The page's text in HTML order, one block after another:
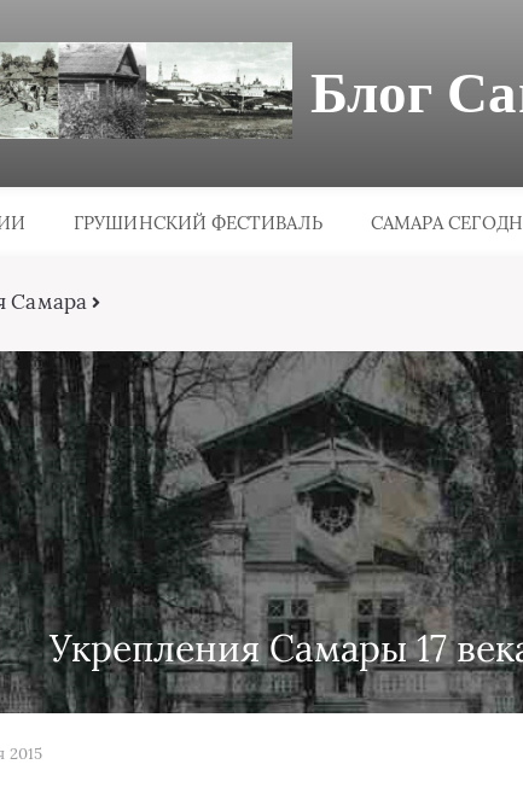
Блог
ГРУШИНСКИЙ ФЕСТИВАЛЬ САМАРА
Самара
Укрепления Самары 17
2015